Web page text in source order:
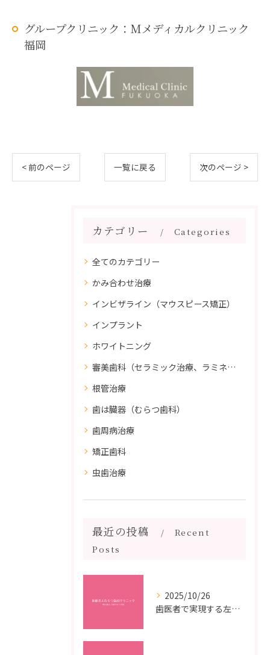
グループクリニック：Mメディカルクリニック
福岡
< 前のページ 一覧に戻る 次のページ >
カテゴリー Categories
全てのカテゴリー
かみ合わせ治療
インビザライン（マウスピース矯正）
インプラント
ホワイトニング
審美歯科（セラミック治療、ラミネートべニア、ダイレクトボンディング）
根管治療
歯は臓器（むらつ歯科）
歯周病治療
矯正歯科
虫歯治療
最近の投稿
Recent
Posts
2025/10/26
歯医者で実現する左右対称治療のポイントと矯正治療選びの疑問解決ガイド